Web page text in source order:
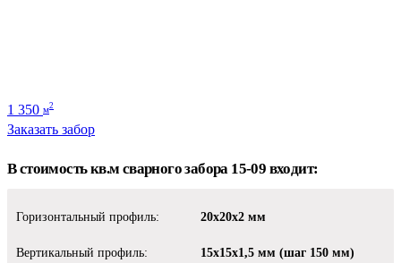
1 350 м2
Заказать забор
В стоимость кв.м сварного забора 15-09 входит:
Горизонтальный профиль: 20х20х2 мм
Вертикальный профиль: 15х15х1,5 мм (шаг 150 мм)